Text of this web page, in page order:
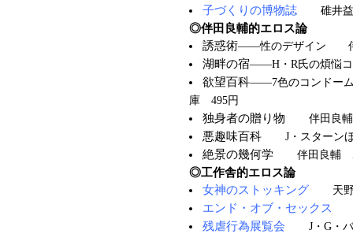
子づくりの博物誌 碓井
◎伴田良輔的エロス論
誘惑術——性のデザイン 伴
湖畔の宿——H・R氏の煩悩
欲望百科——7色のコンドー
庫 495円
独身者の贈り物 伴田良
悪趣味百科 J・スター
絶景の幾何学 伴田良輔
◎工作舎的エロス論
女神のストッキング
天
エンド・オブ・セックス
残虐行為展覧会
J・G・